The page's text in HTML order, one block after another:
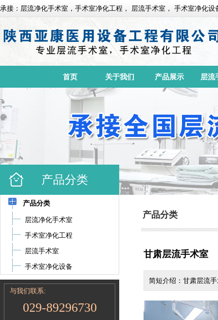
承接：层流净化手术室，手术室净化工程， 层流手术室， 手术室净化设
首页 关于我们 产品展示 层流
产品分类
产品分类
层流净化手术室
手术室净化工程
层流手术室
手术室净化设备
与我们联系:
029-89296730
产品分类
甘肃层流手术室
简短介绍：甘肃层流